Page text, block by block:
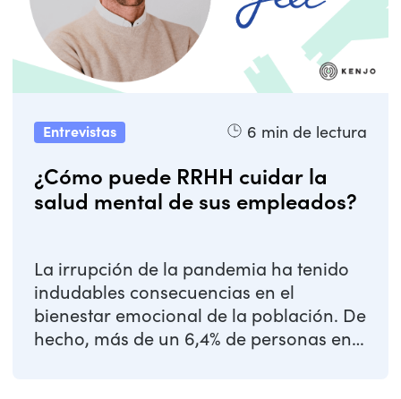
Entrevistas 6 min de lectura
¿Cómo puede RRHH cuidar la
salud mental de sus empleados?
La irrupción de la pandemia ha tenido
indudables consecuencias en el
bienestar emocional de la población. De
hecho, más de un 6,4% de personas en